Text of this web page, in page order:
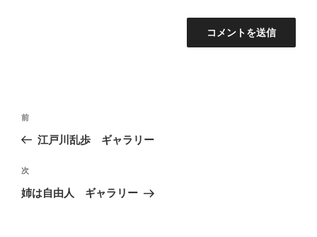
投
ナ
ビ
ゲ
前
の
稿
前
江戸川乱歩 ギャラリー
次
の
次
姉は自由人 ギャラリー